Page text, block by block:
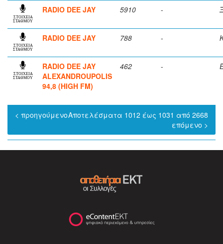
ΣΤΟΙΧΕΙΑ
ΣΤΑΘΜΟΥ
RADIO DEE JAY 5910 -
ΣΤΟΙΧΕΙΑ
ΣΤΑΘΜΟΥ
RADIO DEE JAY 788 -
ΣΤΟΙΧΕΙΑ
ΣΤΑΘΜΟΥ
RADIO DEE JAY
ALEXANDROUPOLIS
94,8 (HIGH FM)
462 -
Αποτελέσματα 1012 έως 1031 από 2668
< προηγούμενο
επόμενο >